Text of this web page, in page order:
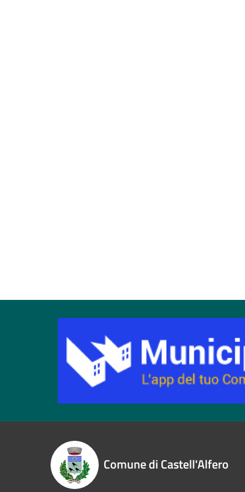
Comune di Castell'Alfero